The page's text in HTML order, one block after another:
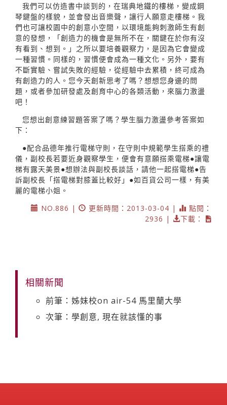
我們可以仿造書中談到的，在瑞典地鐵的樓梯，變成鋼
琴鍵盤的樣貌，並會發出音樂聲，讓行人願意走樓梯。我
們也可讓校園中的創意小空間，以環境能夠刺激師生有創
意的發想，「創造力的機會是無所不在，關鍵在於你有沒
有看到、想到。」之所以要培養觀察力，是因為它會變成
一種習慣。同樣的，習慣便會成為一種文化。另外，要有
不斷實驗、嘗試失敗的經驗，從經驗中去累積，終可成為
有創造力的人。您今天創新思考了嗎？想想您身邊的問
題，或者參加研發處及創育中心的各類活動，來腦力激盪
吧！
您想出創意練習題答案了嗎？學生腦力激盪參考答案如
下：
●配合品德年推行電梯守則，在守則中規範學生搭乘的禮
儀，副校長若要近身觀察學生，便會有意願搭乘電梯●讓電
梯有露天美景●想辦法與副校長談話，請他一起搭電梯●告
訴副校長「搭電梯對膝蓋比較好」●如百貨公司一樣，有美
麗的電梯小姐。
NO.886 |
更新時間：2013-03-04 |
點閱：
2936 |
下載：
相關新聞
前筆：姊妹校on air-54 馬里蘭大學
次筆：學創意, 現在就該懂的事